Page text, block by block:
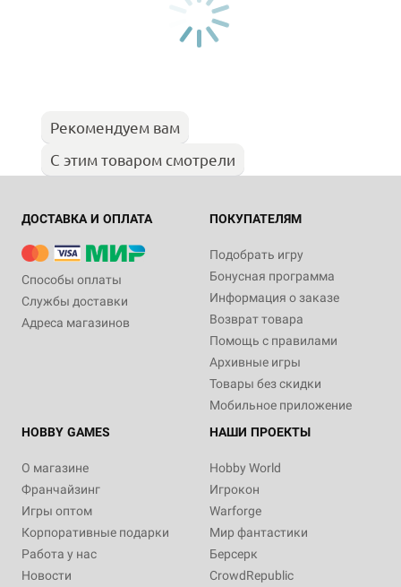
Рекомендуем вам
С этим товаром смотрели
ДОСТАВКА И ОПЛАТА
Способы оплаты
Службы доставки
Адреса магазинов
ПОКУПАТЕЛЯМ
Подобрать игру
Бонусная программа
Информация о заказе
Возврат товара
Помощь с правилами
Архивные игры
Товары без скидки
Мобильное приложение
HOBBY GAMES
О магазине
Франчайзинг
Игры оптом
Корпоративные подарки
Работа у нас
Новости
НАШИ ПРОЕКТЫ
Hobby World
Игрокон
Warforge
Мир фантастики
Берсерк
CrowdRepublic